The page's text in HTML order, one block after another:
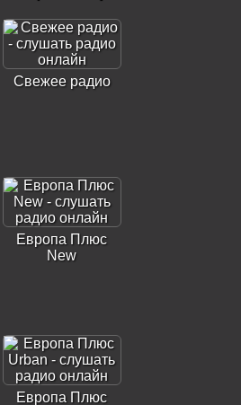
Свежее радио
Европа Плюс
New
Европа Плюс